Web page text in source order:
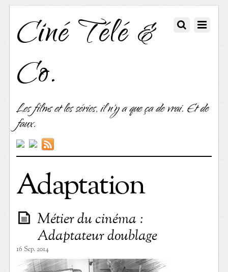
Ciné Télé &
Co.
Les films et les séries, il n'y a que ça de vrai. Et de
faux.
Adaptation
Métier du cinéma :
Adaptateur doublage
16 Sep. 2014